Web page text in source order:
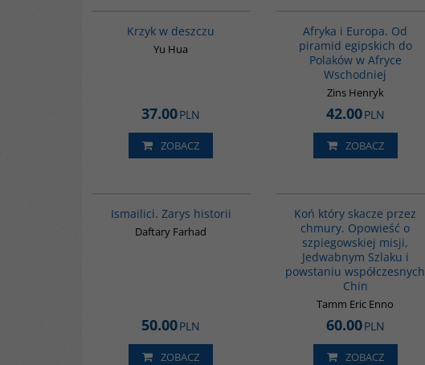
Krzyk w deszczu
Yu Hua
37.00PLN
ZOBACZ
Afryka i Europa. Od
piramid egipskich do
Polaków w Afryce
Wschodniej
Zins Henryk
42.00PLN
ZOBACZ
Ismailici. Zarys historii
Daftary Farhad
50.00PLN
ZOBACZ
Koń który skacze przez
chmury. Opowieść o
szpiegowskiej misji,
Jedwabnym Szlaku i
powstaniu współczesnych
Chin
Tamm Eric Enno
60.00PLN
ZOBACZ